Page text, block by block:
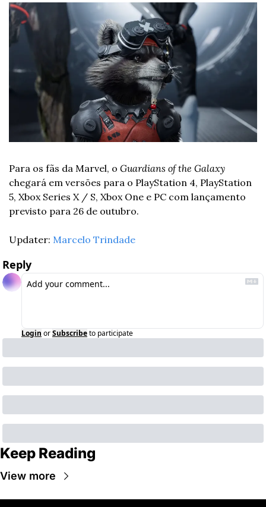
Para os fãs da Marvel, o Guardians of the Galaxy
chegará em versões para o PlayStation 4, PlayStation
5, Xbox Series X / S, Xbox One e PC com lançamento
previsto para 26 de outubro.
Updater: Marcelo Trindade
Reply
Login orSubscribeto participate
Keep Reading
View more